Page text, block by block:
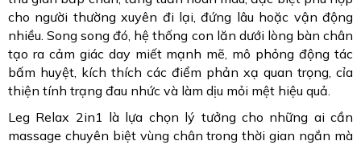
cho người thường xuyên đi lại, đứng lâu hoặc vận động
nhiều. Song song đó, hệ thống con lăn dưới lòng bàn chân
tạo ra cảm giác day miết mạnh mẽ, mô phỏng động tác
bấm huyệt, kích thích các điểm phản xạ quan trọng, cỉa
thiện tính trạng đau nhức và làm dịu mỏi mệt hiệu quả.
Leg Relax 2in1 là lựa chọn lý tưởng cho những ai cần
massage chuyên biệt vùng chân trong thời gian ngắn mà